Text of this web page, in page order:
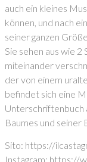
auch ein kleines
können, und nach
seiner ganzen
Sie sehen aus wie 2
miteinander
der von einem
befindet sich eine
Unterschriftenbuch
Baumes und seiner
Sito: https://
Instagram: https://